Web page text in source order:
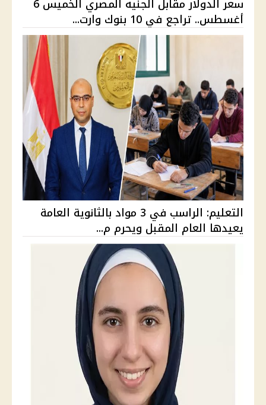
سعر الدولار مقابل الجنيه المصري الخميس 6
أغسطس.. تراجع في 10 بنوك وارت...
التعليم: الراسب في 3 مواد بالثانوية العامة
يعيدها العام المقبل ويحرم م...